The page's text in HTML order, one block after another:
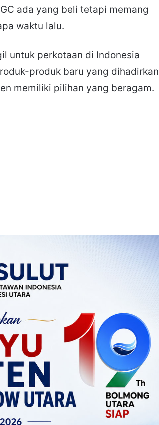
ada yang beli tetapi memang
waktu lalu.
untuk perkotaan di Indonesia
produk baru yang dihadirkan
memiliki pilihan yang beragam.